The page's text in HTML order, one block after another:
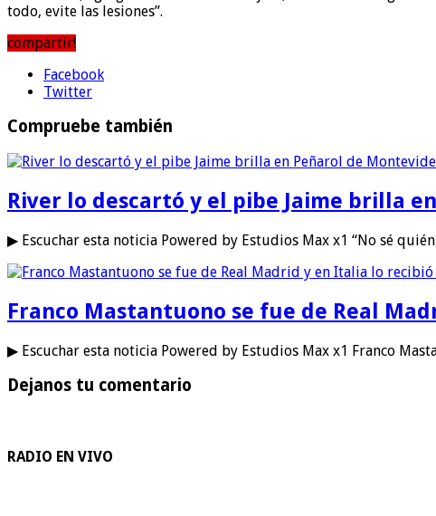
todo, evite las lesiones”.
compartir!
Facebook
Twitter
Compruebe también
River lo descartó y el pibe Jaime brilla
▶ Escuchar esta noticia Powered by Estudios Max x1 “No sé
Franco Mastantuono se fue de Real
▶ Escuchar esta noticia Powered by Estudios Max x1 Franco
Dejanos tu comentario
RADIO EN VIVO